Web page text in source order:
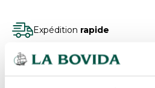
Expédition rapide